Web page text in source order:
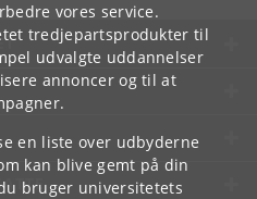
vores service.
tredjepartsprodukter til
udvalgte uddannelser
annoncer og til at
en liste over udbyderne
kan blive gemt på din
bruger universitetets